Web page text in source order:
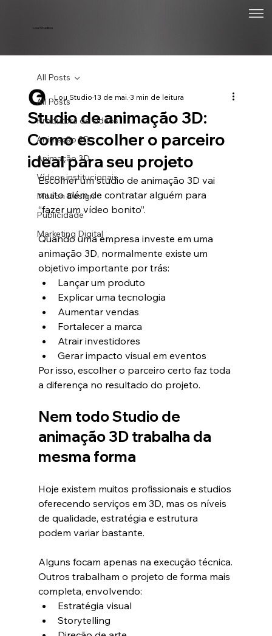
Lou Studios
All Posts
Produtora de vídeos
Animação 2D
Animação 3D
Vídeos institucionais
Motion Design
Publicidade
Marketing Digital
All Posts
Studio de animação 3D:
Como escolher o parceiro
ideal para seu projeto
Lou Studio13 de mai.3 min de leitura
Escolher um studio de animação 3D vai
muito além de contratar alguém para
“fazer um vídeo bonito”.
Quando uma empresa investe em uma
animação 3D, normalmente existe um
objetivo importante por trás:
Lançar um produto
Explicar uma tecnologia
Aumentar vendas
Fortalecer a marca
Atrair investidores
Gerar impacto visual em eventos
Por isso, escolher o parceiro certo faz toda
a diferença no resultado do projeto.
Nem todo Studio de
animação 3D trabalha da
mesma forma
Hoje existem muitos profissionais e studios
oferecendo serviços em 3D, mas os níveis
de qualidade, estratégia e estrutura
podem variar bastante.
Alguns focam apenas na execução técnica.
Outros trabalham o projeto de forma mais
completa, envolvendo:
Estratégia visual
Storytelling